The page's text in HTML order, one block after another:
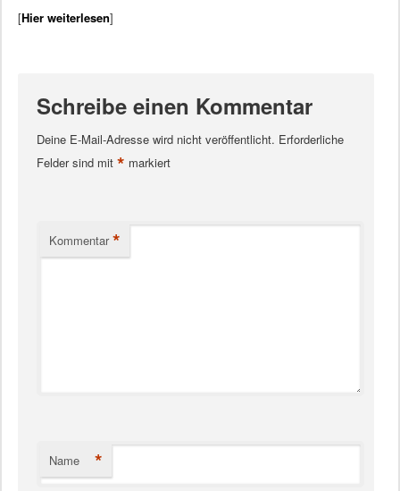
[Hier weiterlesen]
Schreibe einen Kommentar
Deine E-Mail-Adresse wird nicht veröffentlicht. Erforderliche
Felder sind mit * markiert
Kommentar *
Name *